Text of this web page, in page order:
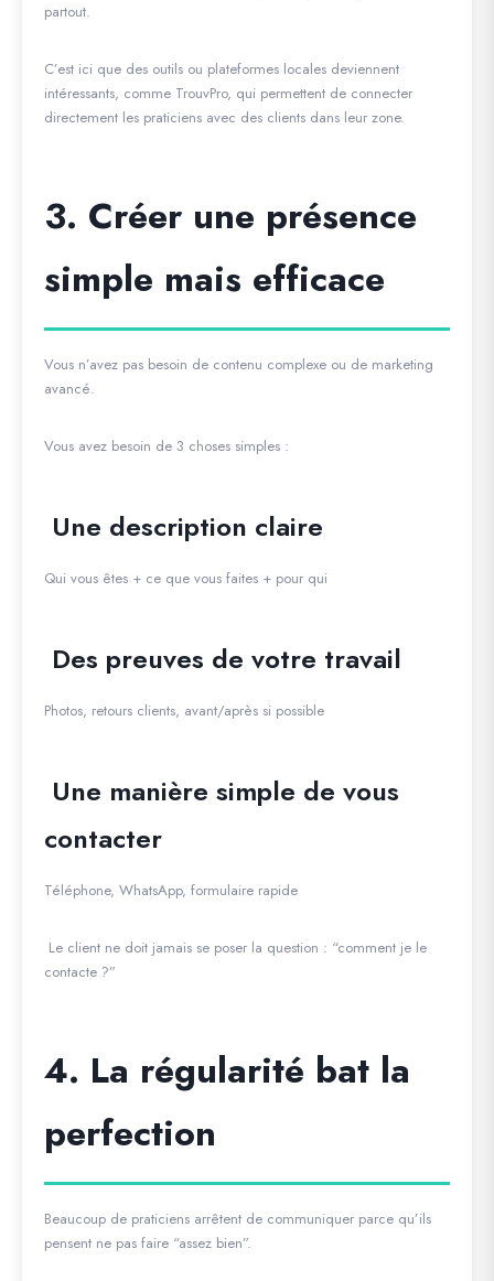
partout.
C’est ici que des outils ou plateformes locales deviennent
intéressants, comme TrouvPro, qui permettent de connecter
directement les praticiens avec des clients dans leur zone.
3. Créer une présence
simple mais efficace
Vous n’avez pas besoin de contenu complexe ou de marketing
avancé.
Vous avez besoin de 3 choses simples :
Une description claire
Qui vous êtes + ce que vous faites + pour qui
Des preuves de votre travail
Photos, retours clients, avant/après si possible
Une manière simple de vous
contacter
Téléphone, WhatsApp, formulaire rapide
Le client ne doit jamais se poser la question : “comment je le
contacte ?”
4. La régularité bat la
perfection
Beaucoup de praticiens arrêtent de communiquer parce qu’ils
pensent ne pas faire “assez bien”.